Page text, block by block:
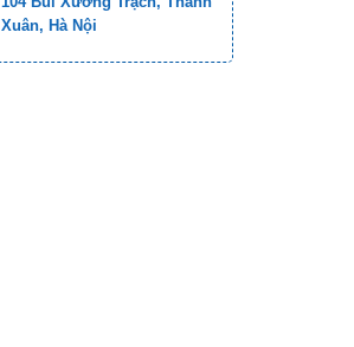
Xuân, Hà Nội